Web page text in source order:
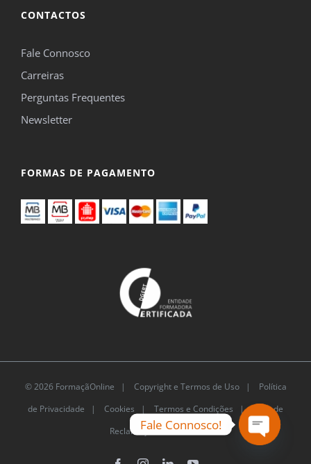
CONTACTOS
Fale Connosco
Carreiras
Perguntas Frequentes
Newsletter
FORMAS DE PAGAMENTO
© 2026 FormaçãOnline | Copyright e Termos de Uso|
Política
de Privacidade | Cookies | Termos e Condições |Livro de
Reclamações Eletrónico
Fale Connosco!